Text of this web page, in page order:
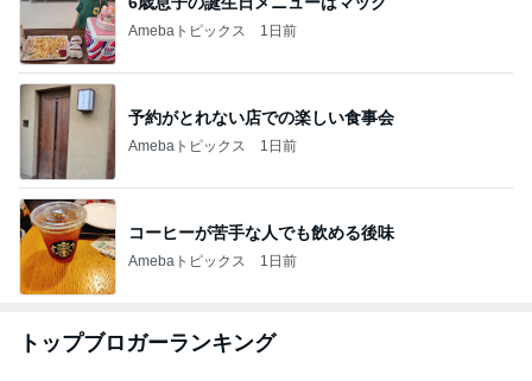
Amebaトピックス 1日前
予約がとれない店での楽しい食事会
Amebaトピックス 1日前
コーヒーが苦手な人でも飲める後味
Amebaトピックス 1日前
トップブロガーランキング